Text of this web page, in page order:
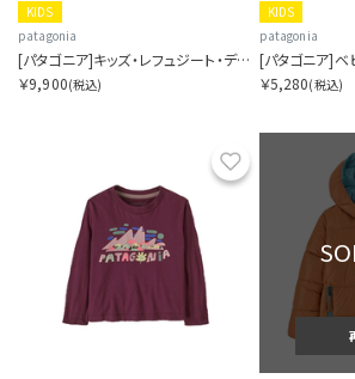
KIDS
patagonia
[パタゴニア]キッズ・レフュジート・デイパック 12L
￥9,900(税込)
KIDS
patagonia
￥5,280(税込)
お気に入り